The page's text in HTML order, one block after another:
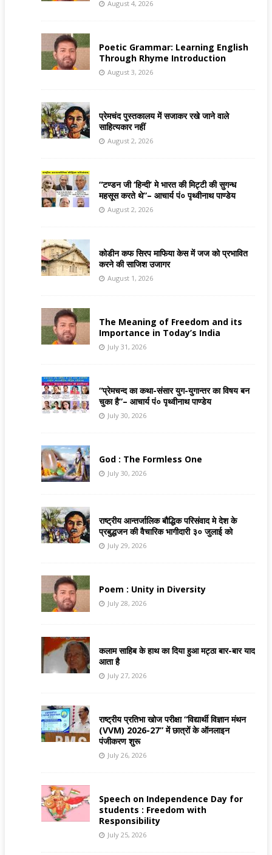
August 4, 2026
Poetic Grammar: Learning English
Through Rhyme Introduction
August 3, 2026
प्रेमचंद पुस्तकालय में सजाकर रखे जाने वाले
साहित्यकार नहीं
August 2, 2026
“टण्डन जी ‘हिन्दी’ मे भारत की मिट्टी की सुगन्ध
महसूस करते थे”– आचार्य पं० पृथ्वीनाथ पाण्डेय
August 2, 2026
कोडीन कफ सिरप माफिया केस में जज को प्रभावित
करने की साजिश उजागर
August 1, 2026
The Meaning of Freedom and its
Importance in Today’s India
July 31, 2026
“प्रेमचन्द का कथा-संसार युग-युगान्तर का विषय बन
चुका है”– आचार्य पं० पृथ्वीनाथ पाण्डेय
July 30, 2026
God : The Formless One
July 30, 2026
राष्ट्रीय आन्तर्जालिक बौद्धिक परिसंवाद मे देश के
प्रबुद्धजन की वैचारिक भागीदारी ३० जुलाई को
July 29, 2026
Poem : Unity in Diversity
July 28, 2026
कलाम साहिब के हाथ का दिया हुआ मट्ठा बार-बार याद
आता है
July 27, 2026
राष्ट्रीय प्रतिभा खोज परीक्षा “विद्यार्थी विज्ञान मंथन
(VVM) 2026-27” में छात्रों के ऑनलाइन
पंजीकरण शुरू
July 26, 2026
Speech on Independence Day for
students : Freedom with
Responsibility
July 25, 2026